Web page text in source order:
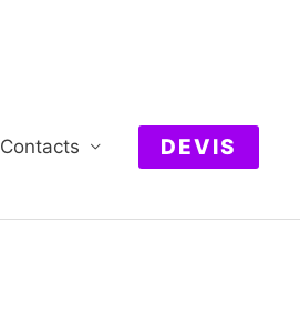
Contacts DEVIS